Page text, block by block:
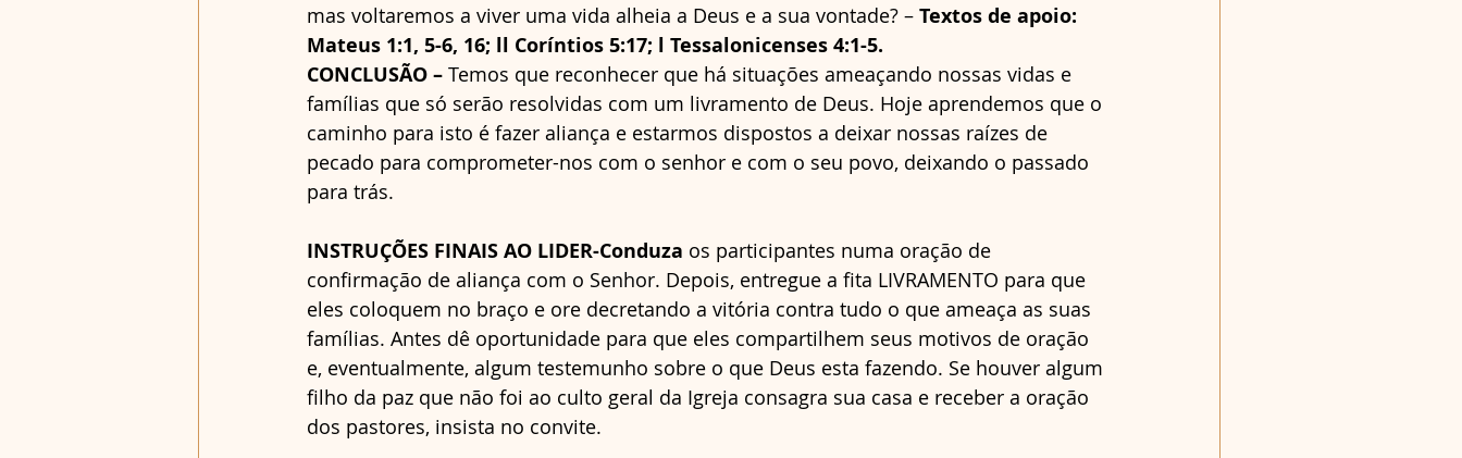
mas voltaremos a viver uma vida alheia a Deus e a sua vontade? – Textos de apoio:
Mateus 1:1, 5-6, 16; ll Coríntios 5:17; l Tessalonicenses 4:1-5.
CONCLUSÃO – Temos que reconhecer que há situações ameaçando nossas vidas e
famílias que só serão resolvidas com um livramento de Deus. Hoje aprendemos que o
caminho para isto é fazer aliança e estarmos dispostos a deixar nossas raízes de
pecado para comprometer-nos com o senhor e com o seu povo, deixando o passado
para trás.
INSTRUÇÕES FINAIS AO LIDER-Conduza os participantes numa oração de
confirmação de aliança com o Senhor. Depois, entregue a fita LIVRAMENTO para que
eles coloquem no braço e ore decretando a vitória contra tudo o que ameaça as suas
famílias. Antes dê oportunidade para que eles compartilhem seus motivos de oração
e, eventualmente, algum testemunho sobre o que Deus esta fazendo. Se houver algum
filho da paz que não foi ao culto geral da Igreja consagra sua casa e receber a oração
dos pastores, insista no convite.